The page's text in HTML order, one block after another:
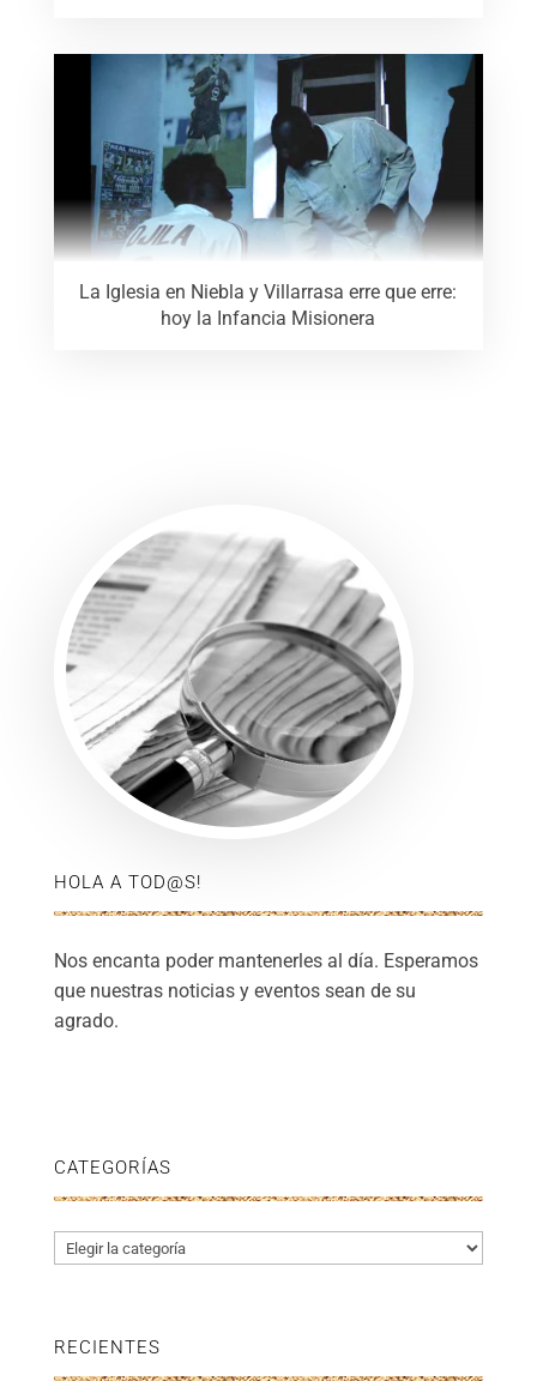
La Iglesia en Niebla y Villarrasa erre que erre:
hoy la Infancia Misionera
HOLA A TOD@S!
Nos encanta poder mantenerles al día. Esperamos
que nuestras noticias y eventos sean de su
agrado.
CATEGORÍAS
Categorías
RECIENTES